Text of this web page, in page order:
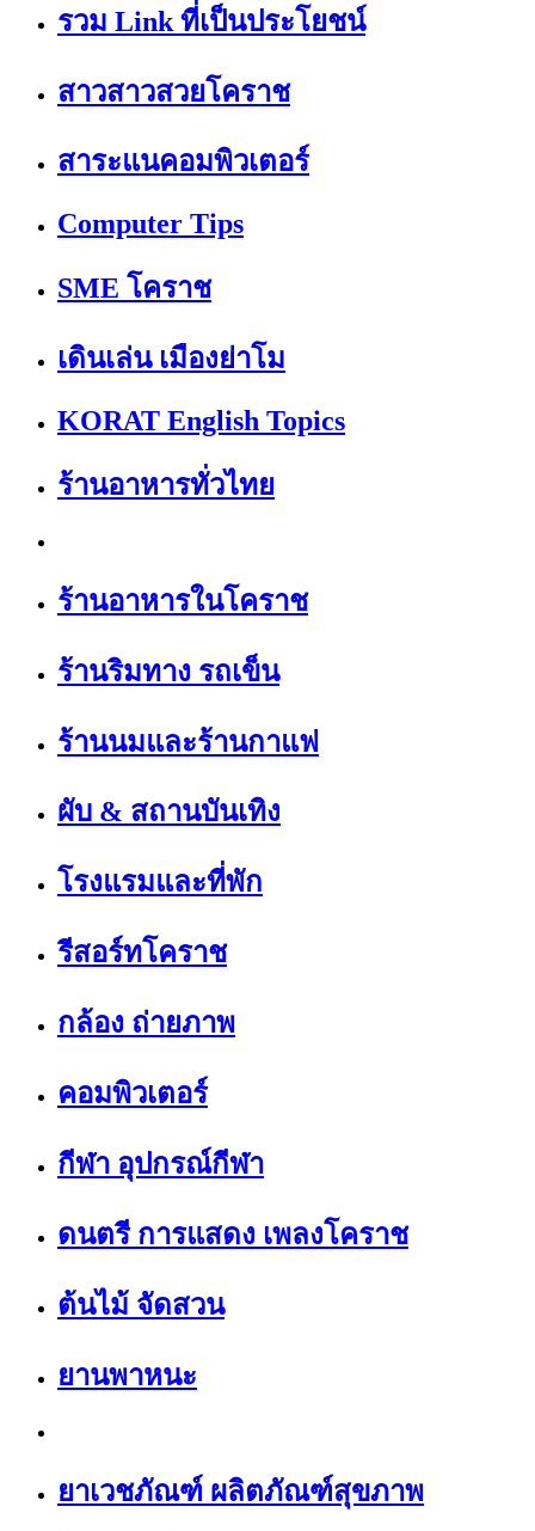
รวม Link ที่เป็นประโยชน์
สาวสาวสวยโคราช
สาระแนคอมพิวเตอร์
Computer Tips
SME โคราช
เดินเล่น เมืองย่าโม
KORAT English Topics
ร้านอาหารทั่วไทย
ร้านอาหารในโคราช
ร้านริมทาง รถเข็น
ร้านนมและร้านกาแฟ
ผับ & สถานบันเทิง
โรงแรมและที่พัก
รีสอร์ทโคราช
กล้อง ถ่ายภาพ
คอมพิวเตอร์
กีฬา อุปกรณ์กีฬา
ดนตรี การแสดง เพลงโคราช
ต้นไม้ จัดสวน
ยานพาหนะ
ยาเวชภัณฑ์ ผลิตภัณฑ์สุขภาพ